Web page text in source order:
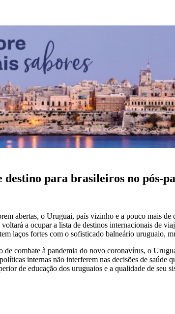
destino para brasileiros no pós-
abertas, o Uruguai, país vizinho e a pouco mais
a ocupar a lista de destinos internacionais de
laços fortes com o sofisticado balneário uruguaio,
de combate à pandemia do novo coronavírus, o
internas não interferem nas decisões de
de educação dos uruguaios e a qualidade de seu